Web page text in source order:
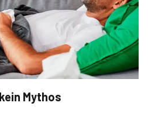
Mythos